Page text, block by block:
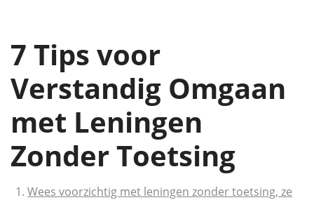
7 Tips voor
Verstandig Omgaan
met Leningen
Zonder Toetsing
Wees voorzichtig met leningen zonder toetsing, ze